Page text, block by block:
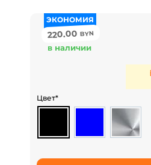
ЭКОНОМИЯ
220.00BYN
в наличии
Цвет*